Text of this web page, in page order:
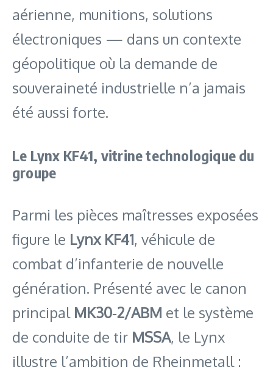
aérienne, munitions, solutions
électroniques — dans un contexte
géopolitique où la demande de
souveraineté industrielle n’a jamais
été aussi forte.
Le Lynx KF41, vitrine technologique du
groupe
Parmi les pièces maîtresses exposées
figure le Lynx KF41, véhicule de
combat d’infanterie de nouvelle
génération. Présenté avec le canon
principal MK30‑2/ABM et le système
de conduite de tir MSSA, le Lynx
illustre l’ambition de Rheinmetall :